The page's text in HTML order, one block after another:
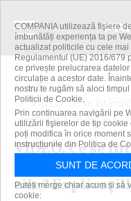
Acasă
Știri
VIDEO. Ce se
termenului de 45 de...
VIDEO. Ce se
după
zile?
COMPANIA utilizează fişiere
îmbunătăți experiența ta pe
actualizat politicile cu cele
Regulamentul (UE) 2016/679
ce privește prelucrarea
circulație a acestor date.
nostru te rugăm să aloci
Politicii de Cookie.
Prin continuarea navigării pe
utilizării fişierelor de tip
poți modifica în orice moment
instrucțiunile din Politica de
SUNT DE
Puteți merge chiar acum și să
cookie: